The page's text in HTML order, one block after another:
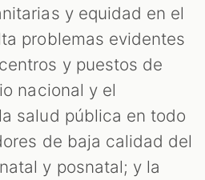
y equidad en el
problemas evidentes
y puestos de
nacional y el
salud pública en todo
de baja calidad del
y posnatal; y la